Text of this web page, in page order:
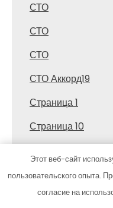
СТО
СТО
СТО
СТО Аккорд19
Страница 1
Страница 10
Страница 101
Страница 102
Этот веб-сайт
пользовательского опыта.
согласие на